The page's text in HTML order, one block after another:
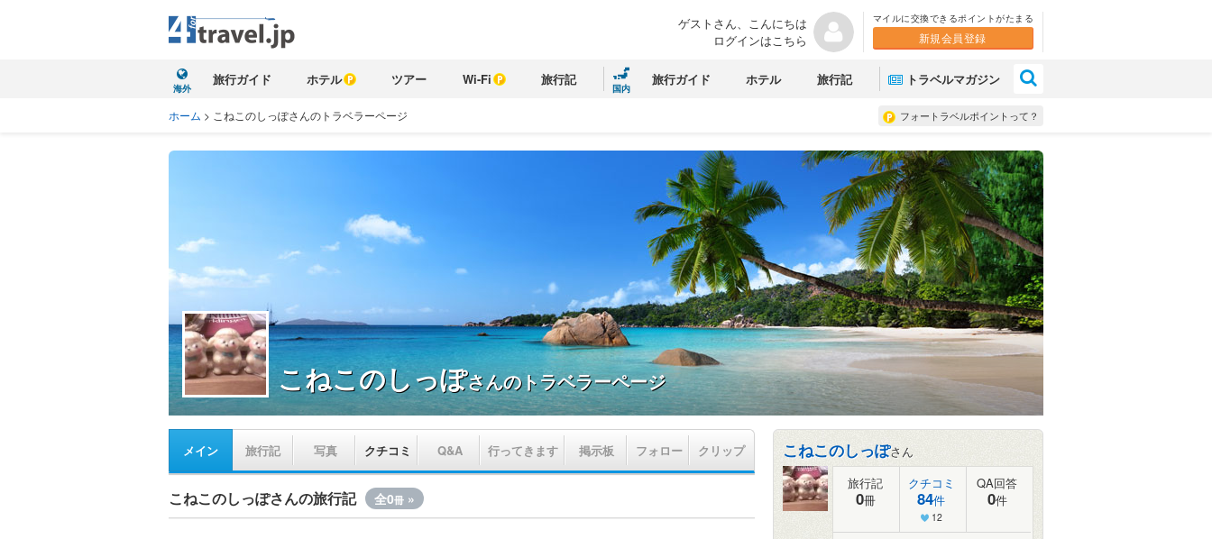
ゲストさん、こんにちは
ログインはこちら
マイルに交換できるポイントがたまる
新規会員登録
海外
旅行ガイド ホテル ツアー Wi-Fi 旅行記
国内
旅行ガイド ホテル 旅行記 トラベルマガジン
フォートラベルポイントって？
ホーム > こねこのしっぽさんのトラベラーページ
こねこのしっぽさんのトラベラーページ
メイン 旅行記 写真 クチコミ Q&A 行ってきます 掲示板 フォロー クリップ
こねこのしっぽさんの旅行記 全0冊 »
こねこのしっぽさん
旅行記
0冊
クチコミ
84件
12
QA回答
0件